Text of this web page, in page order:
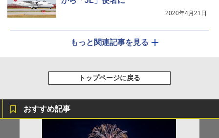
2020年4月21日
もっと関連記事を見る
トップページに戻る
おすすめ記事